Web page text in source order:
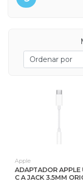
Apple
ADAPTADOR APPLE
C A JACK 3.5MM